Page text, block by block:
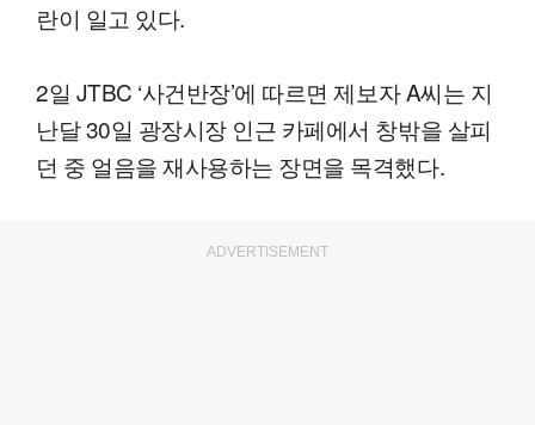
란이 일고 있다.
2일 JTBC ‘사건반장’에 따르면 제보자 A씨는 지
난달 30일 광장시장 인근 카페에서 창밖을 살피
던 중 얼음을 재사용하는 장면을 목격했다.
ADVERTISEMENT